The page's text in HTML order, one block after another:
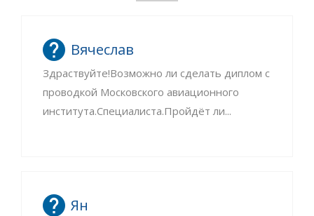
Вячеслав
Здраствуйте!Возможно ли сделать диплом с
проводкой Московского авиационного
института.Специалиста.Пройдёт ли...
Ян